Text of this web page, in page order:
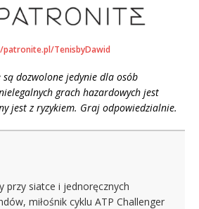
TenisbyDawid
są dozwolone jedynie dla osób
grach hazardowych jest
jest z ryzykiem. Graj odpowiedzialnie.
przy siatce i jednoręcznych
miłośnik cyklu ATP Challenger